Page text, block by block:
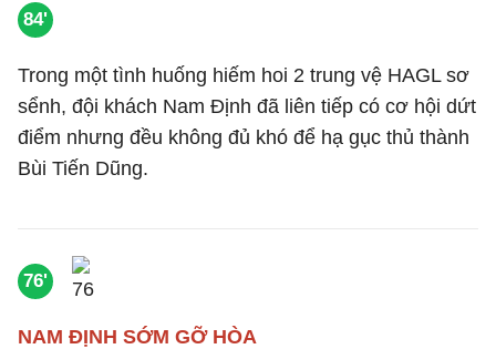
84'
Trong một tình huống hiếm hoi 2 trung vệ HAGL sơ
sểnh, đội khách Nam Định đã liên tiếp có cơ hội dứt
điểm nhưng đều không đủ khó để hạ gục thủ thành
Bùi Tiến Dũng.
76'
NAM ĐỊNH SỚM GỠ HÒA